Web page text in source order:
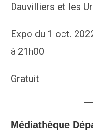
Dauvilliers et les
Expo du 1 oct.
à 21h00
Gratuit
Médiathèque